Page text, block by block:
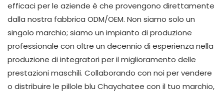
efficaci per le aziende è che provengono direttamente
dalla nostra fabbrica ODM/OEM. Non siamo solo un
singolo marchio; siamo un impianto di produzione
professionale con oltre un decennio di esperienza nella
produzione di integratori per il miglioramento delle
prestazioni maschili. Collaborando con noi per vendere
o distribuire le pillole blu Chaychatee con il tuo marchio,